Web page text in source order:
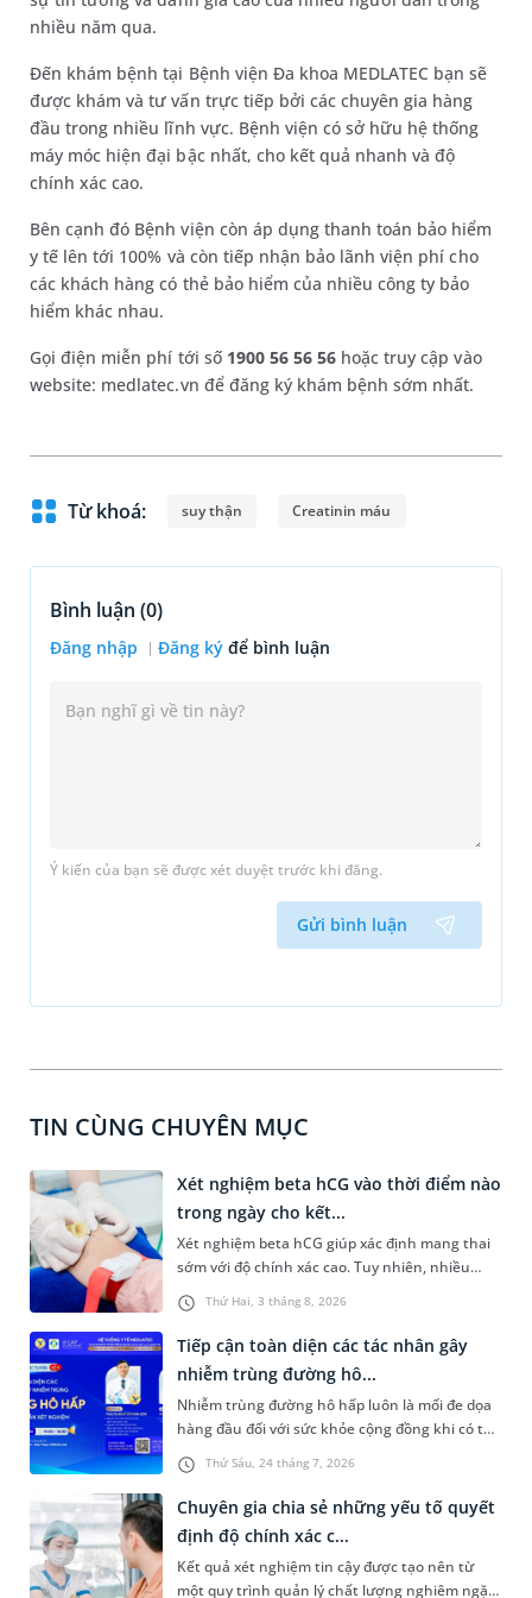
nhiều năm qua.
Đến khám bệnh tại Bệnh viện Đa khoa MEDLATEC bạn sẽ
được khám và tư vấn trực tiếp bởi các chuyên gia hàng
đầu trong nhiều lĩnh vực. Bệnh viện có sở hữu hệ thống
máy móc hiện đại bậc nhất, cho kết quả nhanh và độ
chính xác cao.
Bên cạnh đó Bệnh viện còn áp dụng thanh toán bảo hiểm
y tế lên tới 100% và còn tiếp nhận bảo lãnh viện phí cho
các khách hàng có thẻ bảo hiểm của nhiều công ty bảo
hiểm khác nhau.
Gọi điện miễn phí tới số 1900 56 56 56 hoặc truy cập vào
website: medlatec.vn để đăng ký khám bệnh sớm nhất.
Từ khoá: suy thận Creatinin máu
Bình luận (0)
Đăng nhập Đăng ký để bình luận
Ý kiến của bạn sẽ được xét duyệt trước khi đăng.
Gửi bình luận
TIN CÙNG CHUYÊN MỤC
Thứ Hai, 3 tháng 8, 2026
Xét nghiệm beta hCG vào thời điểm nào
trong ngày cho kết...
Xét nghiệm beta hCG giúp xác định mang thai
sớm với độ chính xác cao. Tuy nhiên, nhiều
người vẫn băn khoăn xét nghiệm beta hCG vào
thời điểm nào trong ngày để yên tâm về độ
chính xác của kết quả nhận được. Bài viết dưới
đây sẽ cùng bạn tìm hiểu về thời điểm xét
nghiệm và những điều nên lưu ý để đảm bảo độ
kết quả có tính chính xác cao.
Thứ Sáu, 24 tháng 7, 2026
Tiếp cận toàn diện các tác nhân gây
nhiễm trùng đường hô...
Nhiễm trùng đường hô hấp luôn là mối đe dọa
hàng đầu đối với sức khỏe cộng đồng khi có thể
bùng phát bất kỳ lúc nào với vô số căn nguyên
phức tạp từ virus, vi khuẩn đến nấm và ký sinh
trùng. Việc chẩn đoán chậm trễ hoặc nhầm lẫn
tác nhân không chỉ khiến việc điều trị kéo dài,
tốn kém mà còn làm gia tăng nguy cơ kháng
kháng sinh nghiêm trọng. Để tháo gỡ bài toán
Chuyên gia chia sẻ những yếu tố quyết
định độ chính xác c...
Kết quả xét nghiệm tin cậy được tạo nên từ
một quy trình quản lý chất lượng nghiêm ngặt,